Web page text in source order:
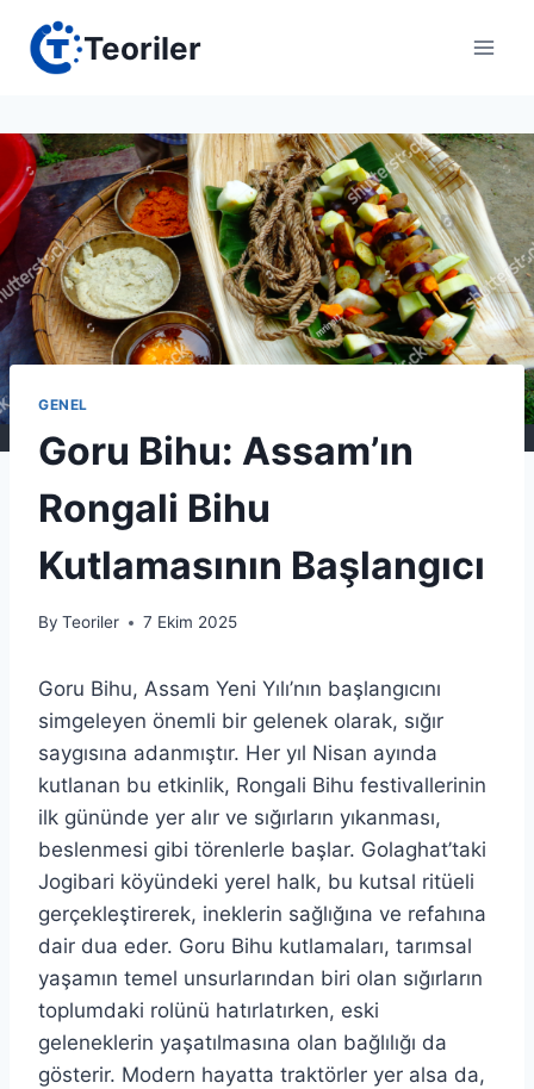
content
Teoriler
GENEL
Goru Bihu: Assam’ın
Rongali Bihu
Kutlamasının Başlangıcı
By Teoriler 7 Ekim 2025
Goru Bihu, Assam Yeni Yılı’nın başlangıcını
simgeleyen önemli bir gelenek olarak, sığır
saygısına adanmıştır. Her yıl Nisan ayında
kutlanan bu etkinlik, Rongali Bihu festivallerinin
ilk gününde yer alır ve sığırların yıkanması,
beslenmesi gibi törenlerle başlar. Golaghat’taki
Jogibari köyündeki yerel halk, bu kutsal ritüeli
gerçekleştirerek, ineklerin sağlığına ve refahına
dair dua eder. Goru Bihu kutlamaları, tarımsal
yaşamın temel unsurlarından biri olan sığırların
toplumdaki rolünü hatırlatırken, eski
geleneklerin yaşatılmasına olan bağlılığı da
gösterir. Modern hayatta traktörler yer alsa da,